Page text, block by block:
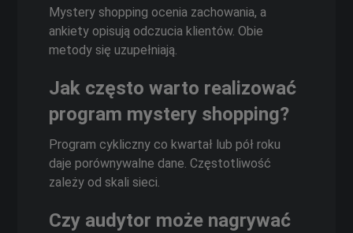
Mystery shopping ocenia zachowania, a
ankiety opisują odczucia klientów. Obie
metody się uzupełniają.
Jak często warto realizować
program mystery shopping?
Program cykliczny co kwartał lub pół roku
daje porównywalne dane. Częstotliwość
zależy od skali sieci.
Czy audytor może nagrywać